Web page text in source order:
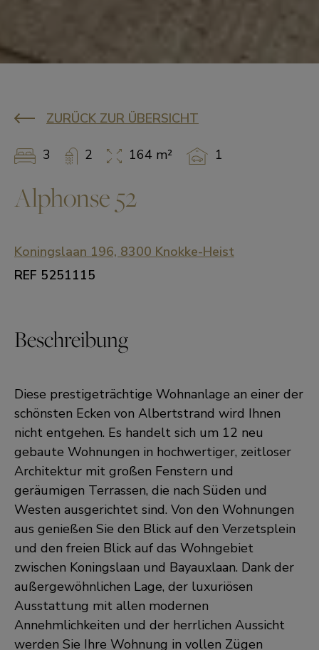
ZURÜCK ZUR ÜBERSICHT
3 2 164 m² 1
Alphonse 52
Koningslaan 196, 8300 Knokke-Heist
REF 5251115
Beschreibung
Diese prestigeträchtige Wohnanlage an einer der
schönsten Ecken von Albertstrand wird Ihnen
nicht entgehen. Es handelt sich um 12 neu
gebaute Wohnungen in hochwertiger, zeitloser
Architektur mit großen Fenstern und
geräumigen Terrassen, die nach Süden und
Westen ausgerichtet sind. Von den Wohnungen
aus genießen Sie den Blick auf den Verzetsplein
und den freien Blick auf das Wohngebiet
zwischen Koningslaan und Bayauxlaan. Dank der
außergewöhnlichen Lage, der luxuriösen
Ausstattung mit allen modernen
Annehmlichkeiten und der herrlichen Aussicht
werden Sie Ihre Wohnung in vollen Zügen